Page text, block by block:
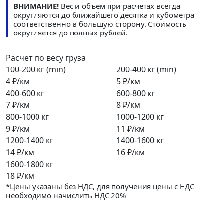
ВНИМАНИЕ! Вес и объем при расчетах всегда
округляются до ближайшего десятка и кубометра
соответственно в большую сторону. Стоимость
округляется до полных рублей.
Расчет по весу груза
100-200 кг (min)
4 ₽/км
200-400 кг (min)
5 ₽/км
400-600 кг
7 ₽/км
600-800 кг
8 ₽/км
800-1000 кг
9 ₽/км
1000-1200 кг
11 ₽/км
1200-1400 кг
14 ₽/км
1400-1600 кг
16 ₽/км
1600-1800 кг
18 ₽/км
*Цены указаны без НДС, для получения цены с НДС
необходимо начислить НДС 20%